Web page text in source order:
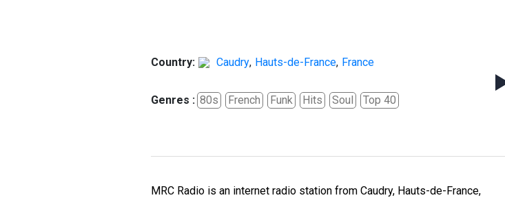
Country: Caudry, Hauts-de-France, France
Genres : 80s French Funk Hits Soul Top 40
MRC Radio is an internet radio station from Caudry, Hauts-de-France,